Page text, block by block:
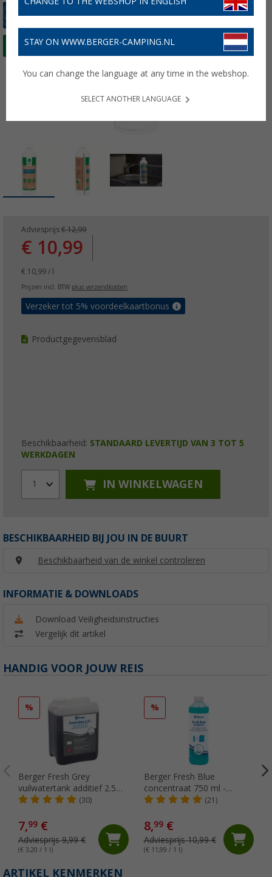
Adviesprijs € 12,99
€ 10,99
€ 10,99 / l
Prijzen incl. BTW plus verzendkosten
Verzeker tot 5% voordeelkaartbonus
Productgegevensblad
Beschikbaarheid: STANDAARD LEVERTIJD VAN 3 TOT 5
WERKDAGEN
1 IN WINKELWAGEN
BESCHIKBAARHEID BIJ JOU IN DE BUURT
Beschikbaarheid van de winkel controleren
INFORMATIE & DOWNLOADS
Download Veiligheidsinstructies
Vergelijk dit artikel
HANDIG VOOR JOUW REIS
%
Berger Fresh Grey
vuilwatertank additief 2.5
liter
(30)
7,99 €
Adviesprijs 9,99 €
(€ 3,20 / 1 l)
%
Berger Fresh Blue
concentraat 750 ml -
Sanitair additief voor de
(21)
8,99€
Adviesprijs 10,99 €
(€ 11,99 / 1 l)
ARTIKEL KENMERKEN
STAY ON WWW.BERGER-CAMPING.NL
You can change the language at any time in the webshop.
SELECT ANOTHER LANGUAGE